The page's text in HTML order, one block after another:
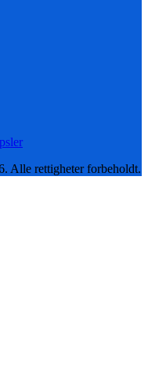
Alle rettigheter forbeholdt.